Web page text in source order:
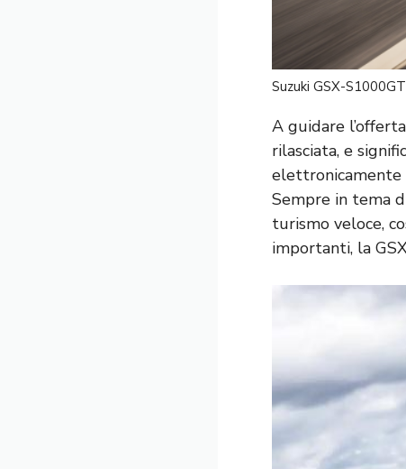
Suzuki GSX-S1000GT
A guidare
rilasciata, e
elettronicamente
Sempre in tema
turismo veloce,
importanti, la